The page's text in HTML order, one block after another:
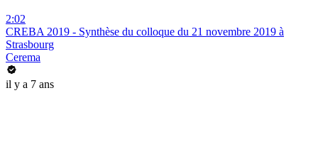
2:02
CREBA 2019 - Synthèse du colloque du 21 novembre 2019 à
Strasbourg
Cerema
il y a 7 ans